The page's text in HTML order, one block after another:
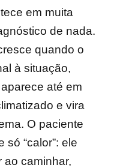
em muita
de nada.
quando o
à situação,
até em
e vira
O paciente
“calor”: ele
ao caminhar,